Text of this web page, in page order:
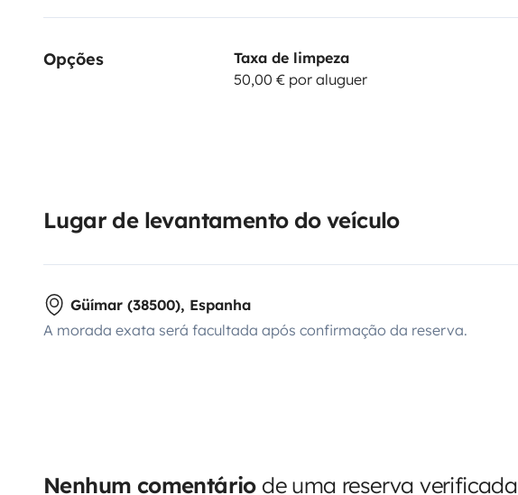
Opções
Taxa de limpeza
50,00 € por aluguer
Lugar de levantamento do veículo
Güímar (38500), Espanha
A morada exata será facultada após confirmação da reserva.
Nenhum comentáriode uma reserva verificada